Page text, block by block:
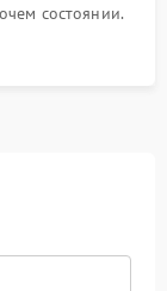
состоянии.